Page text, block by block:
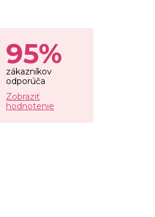
95%
zákazníkov
odporúča
Zobraziť
hodnotenie